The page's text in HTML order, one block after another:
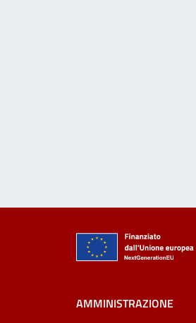
AMMINISTRAZIONE